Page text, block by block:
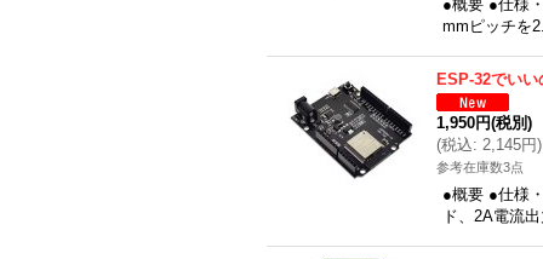
●概要 ●仕様
mmピッチを
ESP-32でい
1,950円(税別)
(税込: 2,145円)
参考在庫数3点
●概要 ●仕様
ド、2A電流